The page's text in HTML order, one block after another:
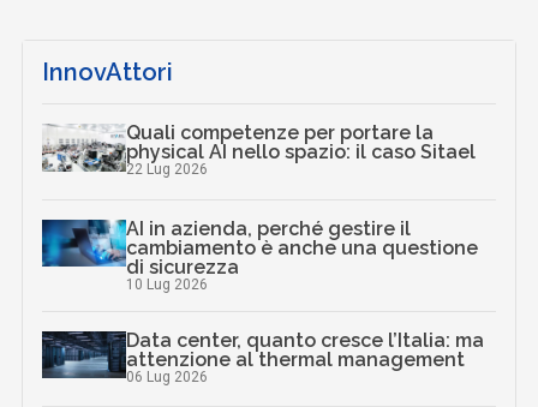
InnovAttori
Quali competenze per portare la
physical AI nello spazio: il caso Sitael
22 Lug 2026
AI in azienda, perché gestire il
cambiamento è anche una questione
di sicurezza
10 Lug 2026
Data center, quanto cresce l’Italia: ma
attenzione al thermal management
06 Lug 2026